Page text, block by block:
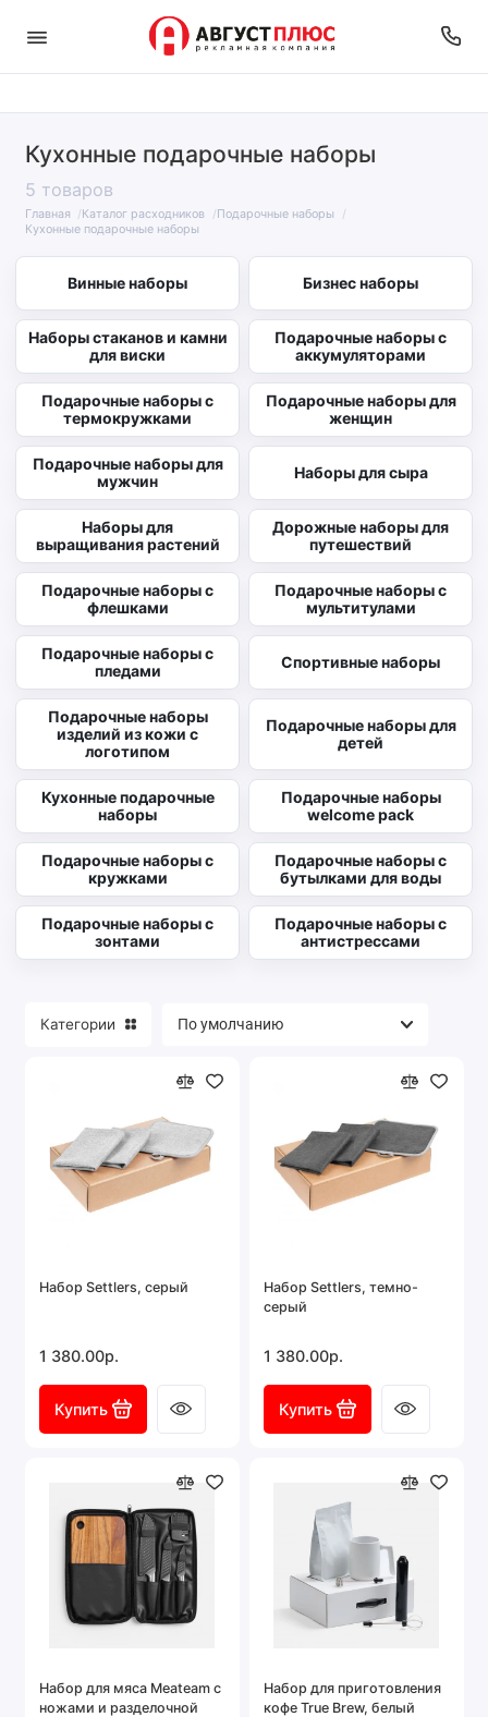
Кухонные подарочные наборы
5 товаров
Главная Каталог расходников
Подарочные наборы
Кухонные подарочные наборы
Винные наборы Бизнес наборы
Наборы стаканов и камни
для виски
Подарочные наборы с
аккумуляторами
Подарочные наборы с
термокружками
Подарочные наборы для
женщин
Подарочные наборы для
мужчин
Наборы для сыра
Наборы для
выращивания растений
Дорожные наборы для
путешествий
Подарочные наборы с
флешками
Подарочные наборы с
мультитулами
Подарочные наборы с
пледами
Спортивные наборы
Подарочные наборы
изделий из кожи с
логотипом
Подарочные наборы для
детей
Кухонные подарочные
наборы
Подарочные наборы
welcome pack
Подарочные наборы с
кружками
Подарочные наборы с
бутылками для воды
Подарочные наборы с
зонтами
Подарочные наборы с
антистрессами
Категории
Набор Settlers, серый
1 380.00р.
Купить
Набор Settlers, темно-
серый
1 380.00р.
Купить
Набор для мяса Meateam с
ножами и разделочной
Набор для приготовления
кофе True Brew, белый